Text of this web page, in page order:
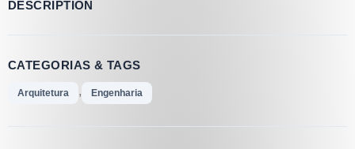
DESCRIPTION
CATEGORIAS & TAGS
Arquitetura , Engenharia